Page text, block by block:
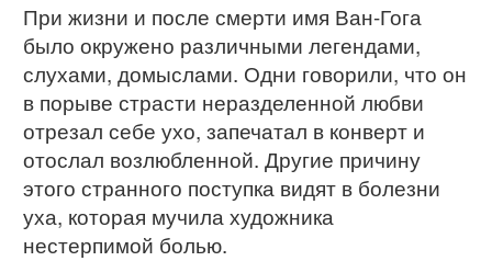
При жизни и после смерти имя Ван-Гога
было окружено различными легендами,
слухами, домыслами. Одни говорили, что он
в порыве страсти неразделенной любви
отрезал себе ухо, запечатал в конверт и
отослал возлюбленной. Другие причину
этого странного поступка видят в болезни
уха, которая мучила художника
нестерпимой болью.